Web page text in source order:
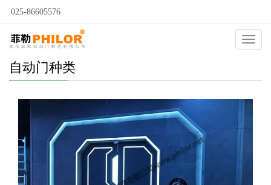
025-86605576
自动门种类